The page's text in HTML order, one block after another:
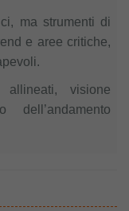
ma strumenti di
e aree critiche,
visione